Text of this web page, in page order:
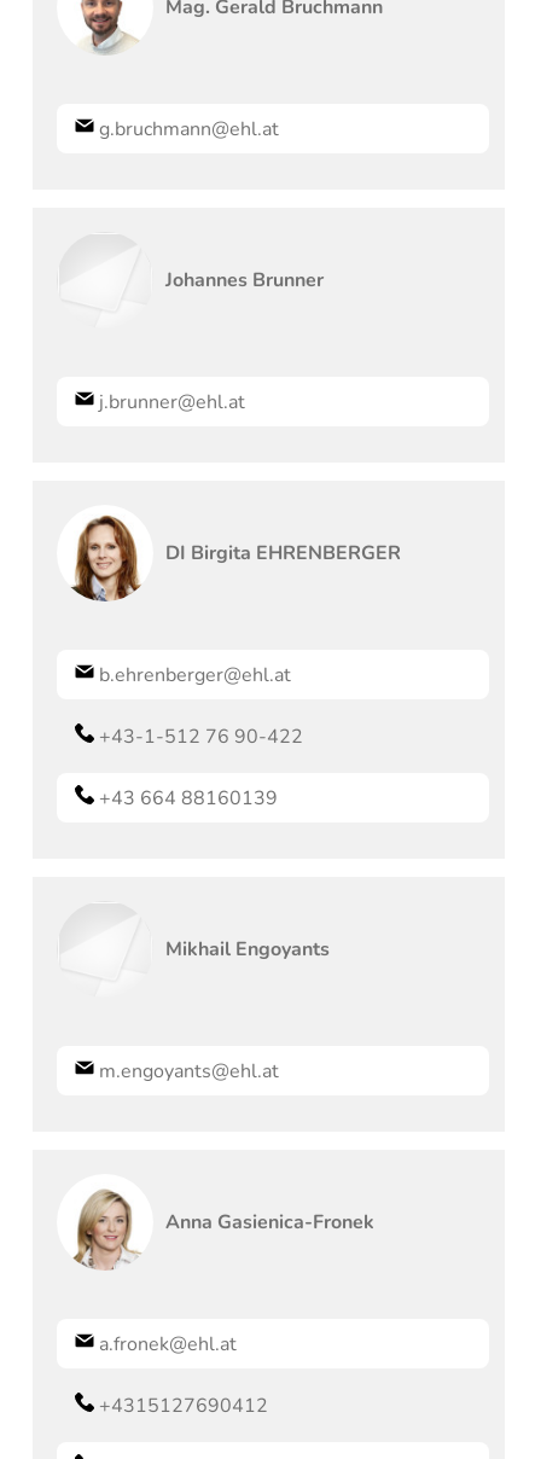
Mag. Gerald Bruchmann
g.bruchmann@ehl.at
Johannes Brunner
j.brunner@ehl.at
DI Birgita EHRENBERGER
b.ehrenberger@ehl.at
+43-1-512 76 90-422
+43 664 88160139
Mikhail Engoyants
m.engoyants@ehl.at
Anna Gasienica-Fronek
a.fronek@ehl.at
+4315127690412